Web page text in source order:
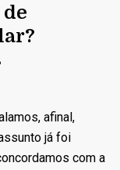
afinal,
já foi
com a